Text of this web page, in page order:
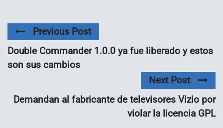
Previous Post
Double Commander 1.0.0 ya fue liberado y estos
son sus cambios
Next Post
Demandan al fabricante de televisores Vizio por
violar la licencia GPL